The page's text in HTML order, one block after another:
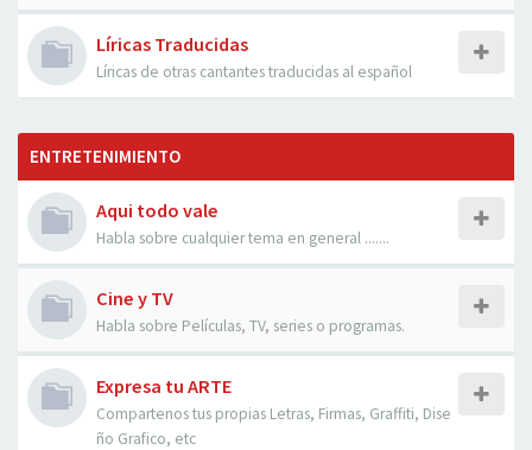
Líricas Traducidas
Líricas de otras cantantes traducidas al español
ENTRETENIMIENTO
Aqui todo vale
Habla sobre cualquier tema en general .......
Cine y TV
Habla sobre Películas, TV, series o programas.
Expresa tu ARTE
Compartenos tus propias Letras, Firmas, Graffiti, Dise
ño Grafico, etc